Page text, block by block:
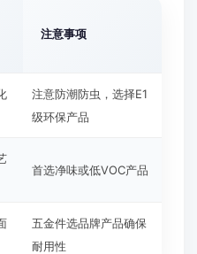
注意事项
注意防潮防虫，选择E1
级环保产品
首选净味或低VOC产品
五金件选品牌产品确保
耐用性